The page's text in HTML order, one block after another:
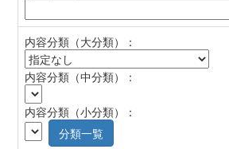
内容分類（大分類）：
内容分類（中分類）：
内容分類（小分類）：
分類一覧